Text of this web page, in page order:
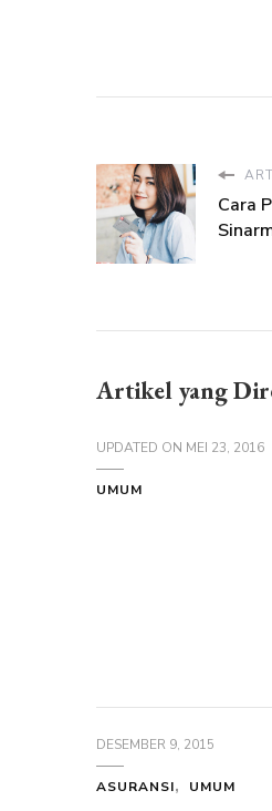
Cara
Artikel yang
UPDATED ON MEI 23, 2016
UMUM
DESEMBER 9, 2015
ASURANSI UMUM